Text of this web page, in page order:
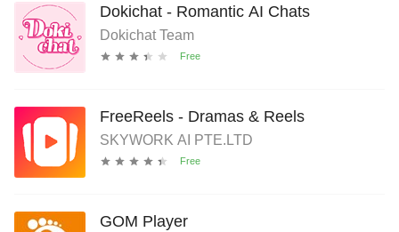
Dokichat - Romantic AI Chats
Dokichat Team
FreeReels - Dramas & Reels
SKYWORK AI PTE.LTD
GOM Player